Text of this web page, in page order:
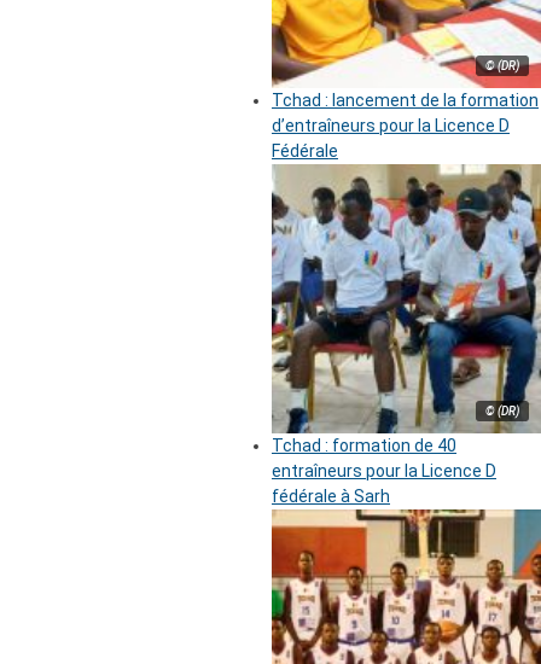
© (DR)
Tchad : lancement de la formation
d’entraîneurs pour la Licence D
Fédérale
© (DR)
Tchad : formation de 40
entraîneurs pour la Licence D
fédérale à Sarh